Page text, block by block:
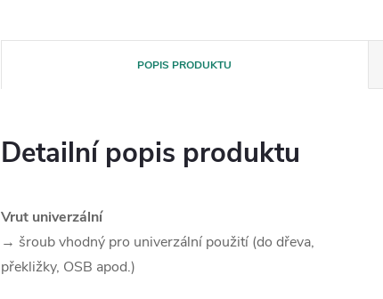
POPIS PRODUKTU
Detailní popis produktu
Vrut univerzální
→ šroub vhodný pro univerzální použití (do dřeva,
překližky, OSB apod.)